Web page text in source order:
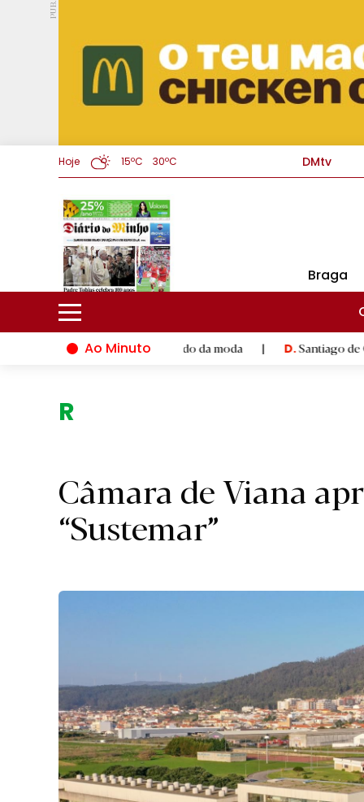
PUB.
Hoje 15ºC 30ºC DMtv
Braga
Ao Minuto
à inovação do mundo da moda | D.Santiago de Compostela
Região.
Câmara de Viana
“Sustemar”